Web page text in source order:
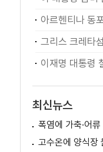
최신뉴스